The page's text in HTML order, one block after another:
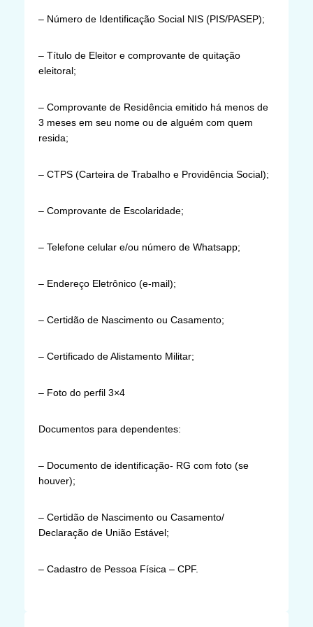
– Número de Identificação Social NIS (PIS/PASEP);
– Título de Eleitor e comprovante de quitação
eleitoral;
– Comprovante de Residência emitido há menos de
3 meses em seu nome ou de alguém com quem
resida;
– CTPS (Carteira de Trabalho e Providência Social);
– Comprovante de Escolaridade;
– Telefone celular e/ou número de Whatsapp;
– Endereço Eletrônico (e-mail);
– Certidão de Nascimento ou Casamento;
– Certificado de Alistamento Militar;
– Foto do perfil 3×4
Documentos para dependentes:
– Documento de identificação- RG com foto (se
houver);
– Certidão de Nascimento ou Casamento/
Declaração de União Estável;
– Cadastro de Pessoa Física – CPF.